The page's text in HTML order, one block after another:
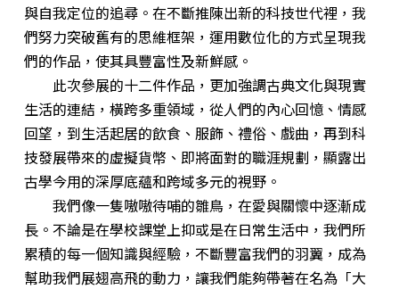
與自我定位的追尋。在不斷推陳出新的科技世代裡，我
們努力突破舊有的思維框架，運用數位化的方式呈現我
們的作品，使其具豐富性及新鮮感。
此次參展的十二件作品，更加強調古典文化與現實
生活的連結，橫跨多重領域，從人們的內心回憶、情感
回望，到生活起居的飲食、服飾、禮俗、戲曲，再到科
技發展帶來的虛擬貨幣、即將面對的職涯規劃，顯露出
古學今用的深厚底蘊和跨域多元的視野。
我們像一隻嗷嗷待哺的雛鳥，在愛與關懷中逐漸成
長。不論是在學校課堂上抑或是在日常生活中，我們所
累積的每一個知識與經驗，不斷豐富我們的羽翼，成為
幫助我們展翅高飛的動力，讓我們能夠帶著在名為「大